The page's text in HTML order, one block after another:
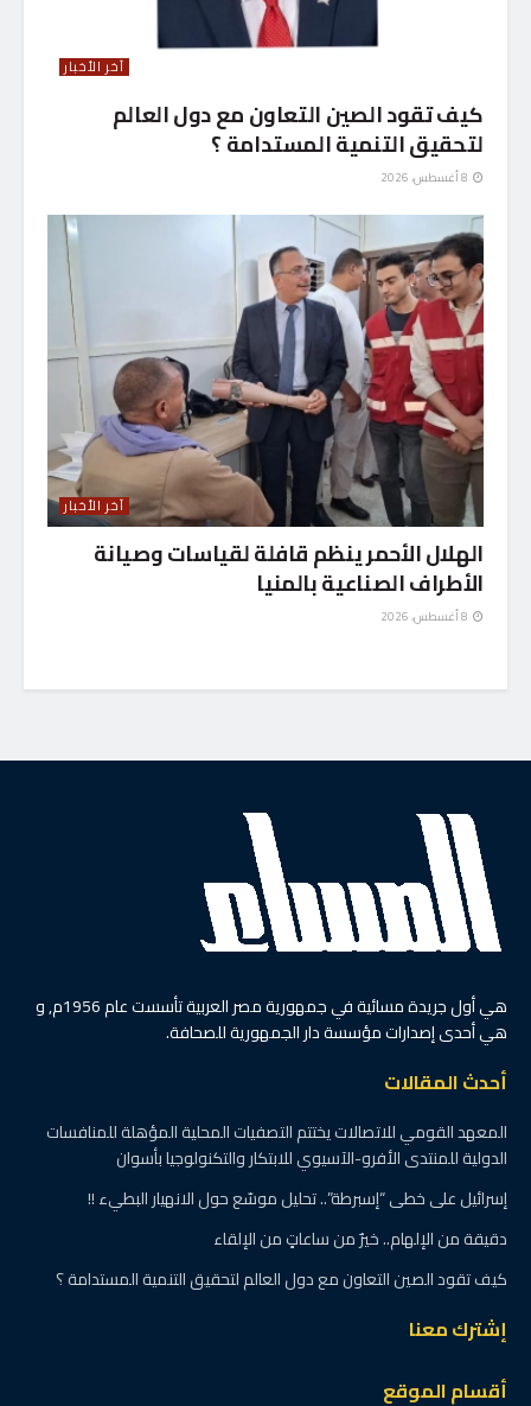
آخر الأخبار
كيف تقود الصين التعاون مع دول العالم
لتحقيق التنمية المستدامة ؟
آخر الأخبار
الهلال الأحمر ينظم قافلة لقياسات وصيانة
الأطراف الصناعية بالمنيا
هي أول جريدة مسائية في جمهورية مصر العربية تأسست عام 1956م, و
هي أحدى إصدارات مؤسسة دار الجمهورية للصحافة.
أحدث المقالات
المعهد القومي للاتصالات يختتم التصفيات المحلية المؤهلة للمنافسات
الدولية للمنتدى الأفرو-الآسيوي للابتكار والتكنولوجيا بأسوان
إسرائيل على خطى “إسبرطة”.. تحليل موسّع حول الانهيار البطيء !!
دقيقة من الإلهام.. خيرٌ من ساعاتٍ من الإلقاء
كيف تقود الصين التعاون مع دول العالم لتحقيق التنمية المستدامة ؟
إشترك معنا
أقسام الموقع